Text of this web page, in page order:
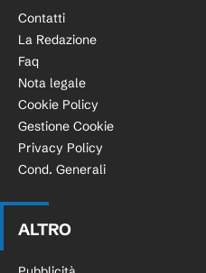
Contatti
La Redazione
Faq
Nota legale
Cookie Policy
Gestione Cookie
Privacy Policy
Cond. Generali
ALTRO